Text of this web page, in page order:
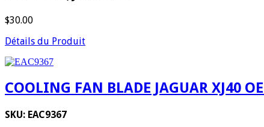
$30.00
Détails du Produit
COOLING FAN BLADE JAGUAR XJ40
SKU: EAC9367